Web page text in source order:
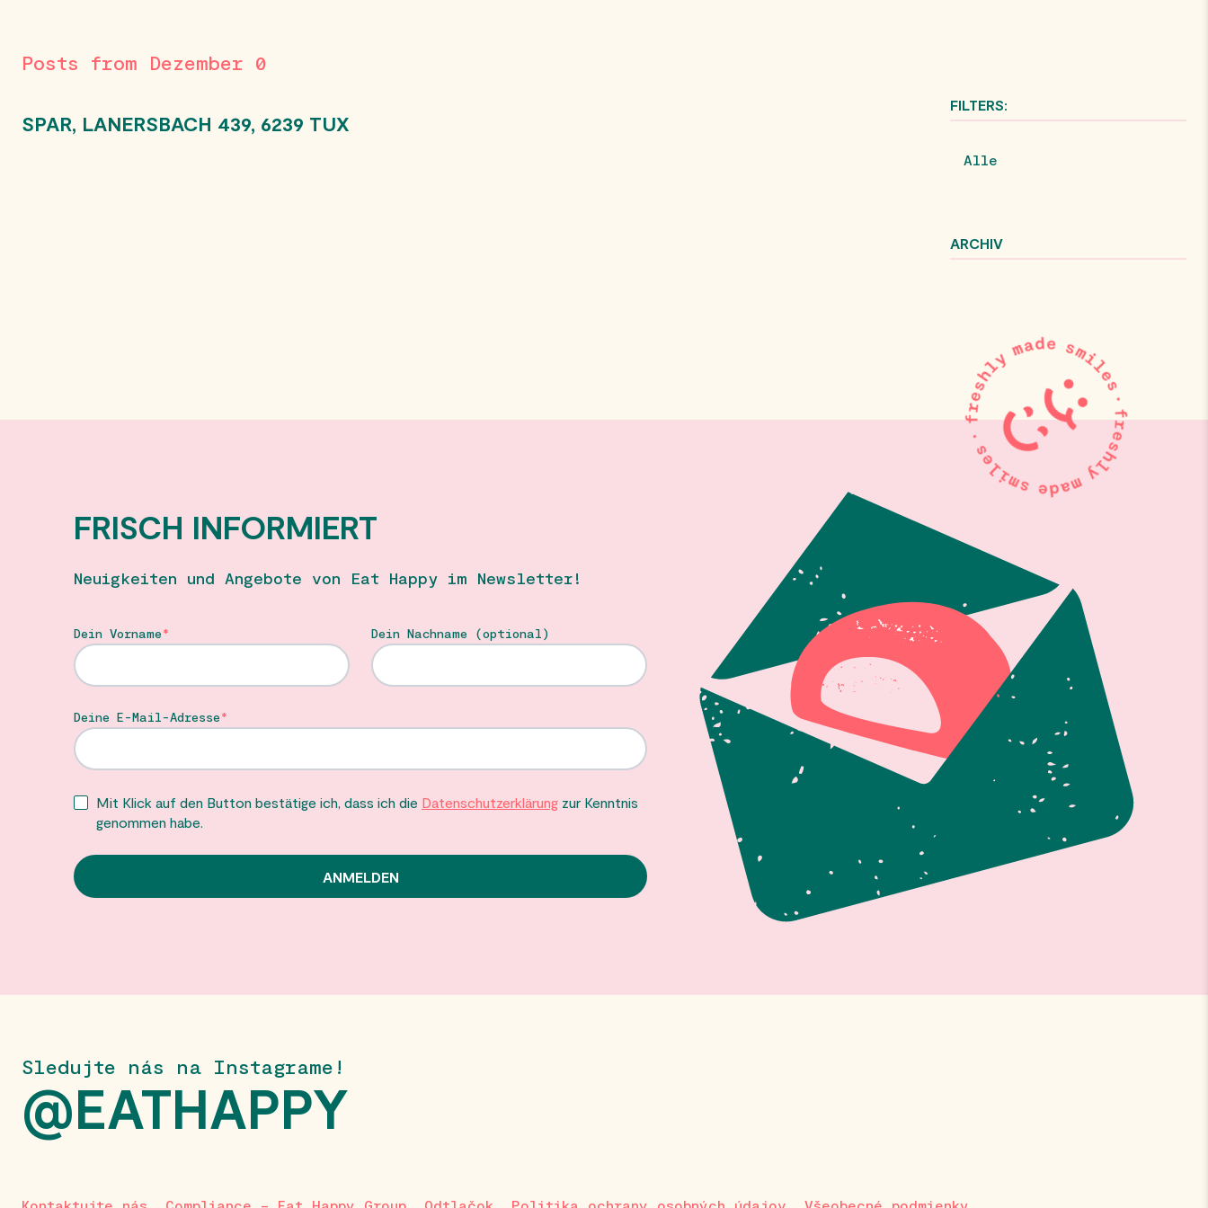
Posts from Dezember 0
SPAR, LANERSBACH 439, 6239 TUX
FILTERS:
Alle
ARCHIV
FRISCH INFORMIERT
Neuigkeiten und Angebote von Eat Happy im Newsletter!
Dein Vorname Dein Nachname (optional)
Deine E-Mail-Adresse
Mit Klick auf den Button bestätige ich, dass ich die Datenschutzerklärung zur Kenntnis
genommen habe.
Sledujte nás na Instagrame!
@EATHAPPY